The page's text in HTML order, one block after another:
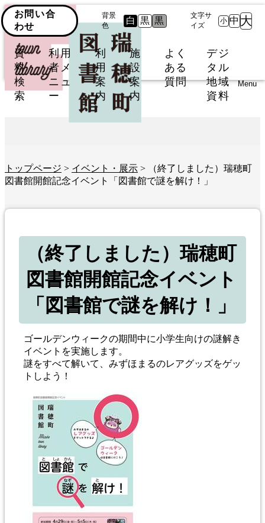
お問い合
わせ
背景
色
白 黒 黒
文字サ
イズ
小 中 大
資
料
検
索
利用
者メ
ニュ
ー
利
用
案
内
施
設
案
内
よく
ある
質問
デジ
タル
地域
資料
Menu
トップページ > イベント・展示 > （終了しました）瑞穂町
図書館開館記念イベント「図書館で謎を解け！」
（終了しました）瑞穂町
図書館開館記念イベント
「図書館で謎を解け！」
ゴールデンウィークの期間中に小学生向けの謎解き
イベントを実施します。
謎をすべて解いて、みずほまるのレアグッズをゲッ
トしよう！